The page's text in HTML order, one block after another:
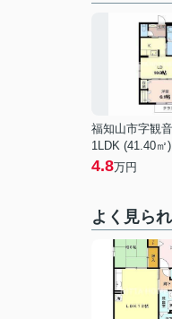
福知山市字観
1LDK (41.40㎡)
4.8万円
よく見ら